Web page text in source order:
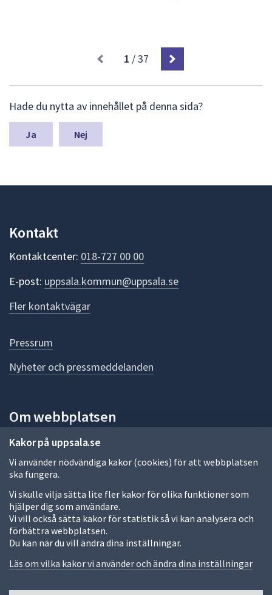
Kakor på uppsala.se
Vi använder nödvändiga kakor (cookies) för att webbplatsen
ska fungera.
Vi skulle vilja sätta lite fler kakor för olika funktioner som
hjälper dig som användare.
Vi vill också sätta kakor för statistik så vi kan analysera och
förbättra webbplatsen.
Du kan när du vill ändra dina inställningar.
Läs om vilka kakor vi använder och ändra dina inställningar
1 / 37
ä
m
a
n
k
e
r
f
ö
r
e
n
n
a
d
a
Hade du nytta av innehållet på denna sida?
Nej
Kontakt
Kontaktcenter: 018-727 00 00
E-post: uppsala.kommun@uppsala.se
Fler kontaktvägar
Pressrum
Nyheter och pressmeddelanden
Om webbplatsen
Om webbplatsen
Allmänna handlingar och diarium
Behandling av personuppgifter
Kakor
Språk (other languages)
Tillgänglighetsredogörelse